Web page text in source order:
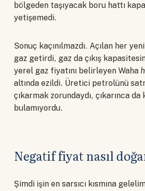
bölgeden taşıyacak boru hattı
yetişemedi.
Sonuç kaçınılmazdı. Açılan her
gaz getirdi, gaz da çıkış
yerel gaz fiyatını belirleyen Waha
altında ezildi. Üretici petrolünü
çıkarmak zorundaydı, çıkarınca
bulamıyordu.
Negatif fiyat nasıl
Şimdi işin en sarsıcı kısmına